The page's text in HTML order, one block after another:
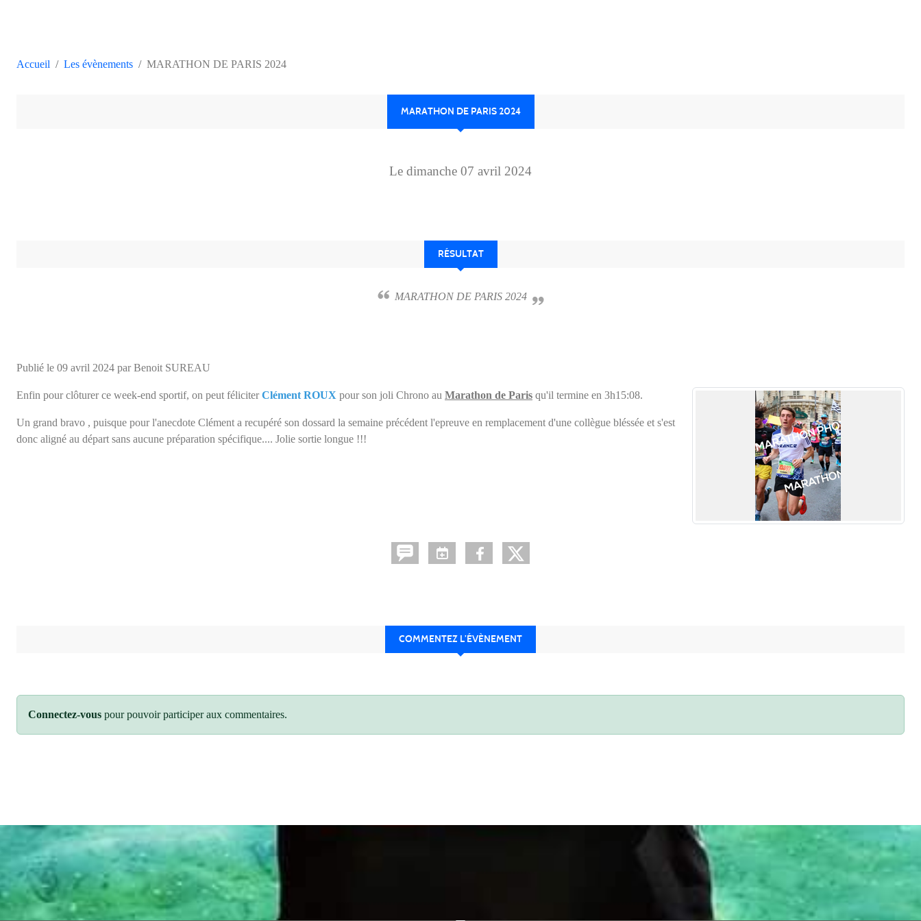
Accueil Les évènements MARATHON DE PARIS 2024
MARATHON DE PARIS 2024
Le dimanche 07 avril 2024
RÉSULTAT
MARATHON DE PARIS 2024
Publié le 09 avril 2024 par Benoit SUREAU
Enfin pour clôturer ce week-end sportif, on peut féliciterClément ROUX pour son joli Chrono au Marathon de Paris qu'il termine en 3h15:08.
Un grand bravo , puisque pour l'anecdote Clément a recupéré son dossard la semaine précédent l'epreuve en remplacement d'une collègue bléssée et s'est
donc aligné au départ sans aucune préparation spécifique.... Jolie sortie longue !!!
COMMENTEZ L’ÉVÈNEMENT
Connectez-vous pour pouvoir participer aux commentaires.